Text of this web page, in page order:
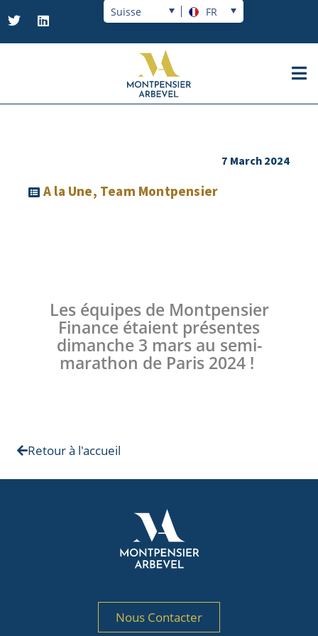
Suisse FR
7 March 2024
A la Une, Team Montpensier
Les équipes de Montpensier
Finance étaient présentes
dimanche 3 mars au semi-
marathon de Paris 2024 !
Retour à l'accueil
Nous Contacter